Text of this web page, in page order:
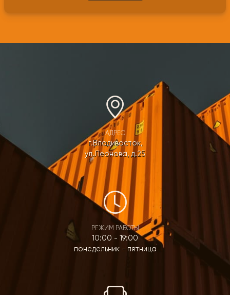
АДРЕС
г.Владивосток,
ул.Леонова, д.25
РЕЖИМ РАБОТЫ
10:00 - 19:00
понедельник - пятница